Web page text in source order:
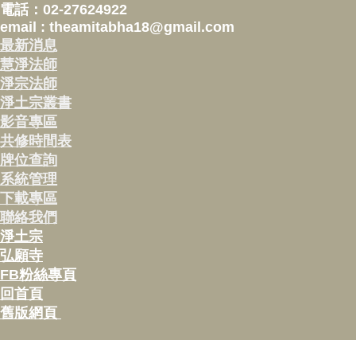
電話：02-27624922
email : theamitabha18@gmail.com
最新消息
慧淨法師
淨宗法師
淨土宗叢書
影音專區
共修時間表
牌位查詢
系統管理
下載專區
聯絡我們
淨土宗
弘願寺
FB粉絲專頁
回首頁
舊版網頁